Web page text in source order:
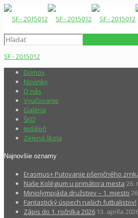
SF - 2015012
Domov
Novinky
O nás
Vyučovanie
Galéria
ŠKD
Jedáleň
Zelená škola
Najnovšie oznamy
Erasmus+ Putovanie pšeničného
Naše Kolégium u primátora mesta 26.
Miniolympiáda družstiev – 1. miesto
Fantastický úspech našich futbalistov!
Zápis do 1. ročníka 2026 13. apríla